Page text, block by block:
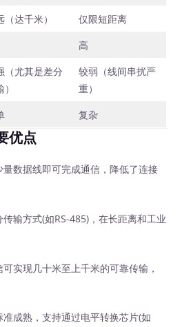
（达千米）
仅限短距离
高
（尤其是差分
较弱（线间串扰严
重）
复杂
优点
数据线即可完成通信，降低了连接
输方式(如RS-485)，在长距离和工业
实现几十米至上千米的可靠传输，
成熟，支持通过电平转换芯片(如